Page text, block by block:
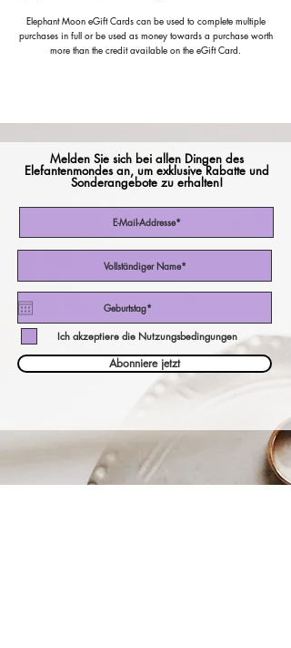
Elephant Moon eGift Cards can be used to complete multiple
purchases in full or be used as money towards a purchase worth
more than the credit available on the eGift Card.
Melden Sie sich bei allen Dingen des
Elefantenmondes an, um exklusive Rabatte und
Sonderangebote zu erhalten!
Ich akzeptiere die Nutzungsbedingungen
Abonniere jetzt